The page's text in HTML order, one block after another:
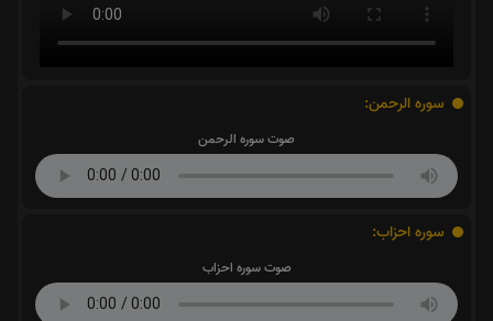
سوره الرحمن:
صوت سوره الرحمن
سوره احزاب:
صوت سوره احزاب